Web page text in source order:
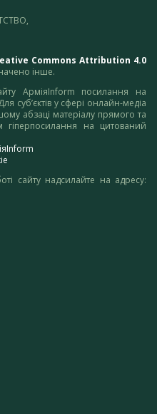
Commons Attribution 4.0
інше.
АрміяInform посилання на
суб’єктів у сфері онлайн-медіа
абзаці матеріалу прямого та
гіперпосилання на цитований
сайту надсилайте на адресу: